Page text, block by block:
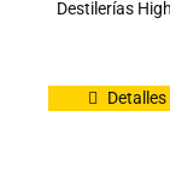
Destilerías
Detalles